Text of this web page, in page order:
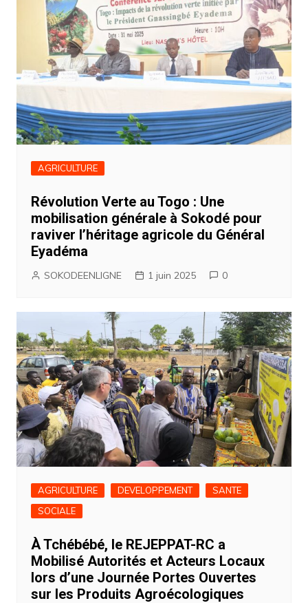
AGRICULTURE
Révolution Verte au Togo : Une
mobilisation générale à Sokodé pour
raviver l’héritage agricole du Général
Eyadéma
SOKODEENLIGNE 1 juin 2025 0
AGRICULTURE DEVELOPPEMENT
SANTE
SOCIALE
À Tchébébé, le REJEPPAT-RC a
Mobilisé Autorités et Acteurs Locaux
lors d’une Journée Portes Ouvertes
sur les Produits Agroécologiques